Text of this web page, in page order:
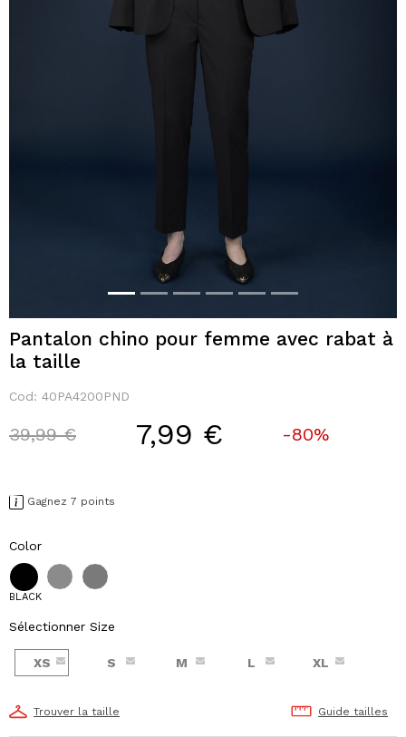
Pantalon chino pour femme avec rabat à
la taille
Cod: 40PA4200PND
Price reduced from
39,99 €to 7,99 € -80%
Gagnez 7 points
Color
BLACK
Sélectionner Size
XS S M L XL
Trouver la taille Guide tailles